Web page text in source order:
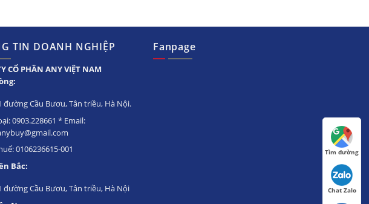
TIN DOANH NGHIỆP
CỔ PHẦN ANY VIỆT NAM
đường Cầu Bươu, Tân triều, Hà Nội.
0903.228661 * Email:
0106236615-001
Bắc:
đường Cầu Bươu, Tân triều, Hà Nội
Fanpage
Tìm đường
Chat Zalo